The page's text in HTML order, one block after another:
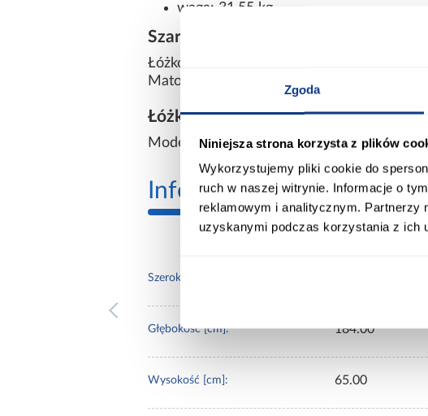
Zgoda
Niniejsza strona korzysta z plików
Wykorzystujemy pliki cookie do
ruch w naszej witrynie. Informacje o
reklamowym i analitycznym. Partnerzy
uzyskanymi podczas korzystania z ich
waga: 31,55 kg
Szare łóżko dziecięce Classic –
Łóżko wykonane z płyty wiórowej
Matowe szare wykończenie nadaje
Łóżko do pokoju dziecka bez
Model nie posiada szuflady na pościel, co
Informacje Transport
Szerokość [cm]:
Głębokość [cm]: 184.00
Wysokość [cm]: 65.00